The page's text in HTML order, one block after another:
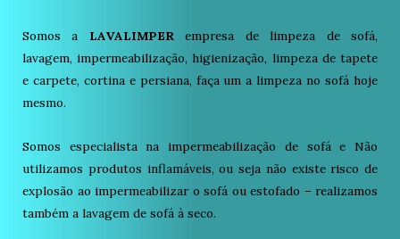
Somos a LAVALIMPERempresa de limpeza de sofá,
lavagem, impermeabilização, higienização, limpeza de tapete
e carpete, cortina e persiana, faça um a limpeza no sofá hoje
mesmo.
Somos especialista na impermeabilização de sofá e Não
utilizamos produtos inflamáveis, ou seja não existe risco de
explosão ao impermeabilizar o sofá ou estofado – realizamos
também a lavagem de sofá à seco.